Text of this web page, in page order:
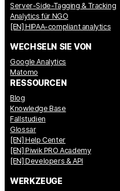
Server-Side-Tagging & Tracking
Analytics für NGO
[EN] HIPAA-compliant analytics
WECHSELN SIE VON
Google Analytics
Matomo
RESSOURCEN
Blog
Knowledge Base
Fallstudien
Glossar
[EN] Help Center
[EN] Piwik PRO Academy
[EN] Developers & API
WERKZEUGE